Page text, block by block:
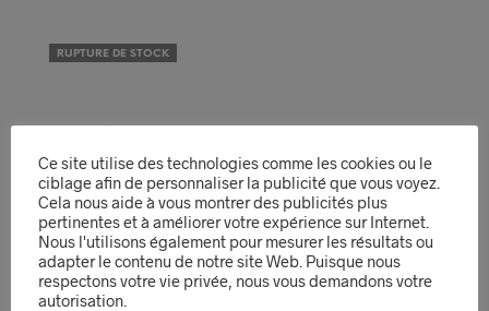
RUPTURE DE STOCK
Ce site utilise des technologies comme les cookies ou le
ciblage afin de personnaliser la publicité que vous voyez.
Cela nous aide à vous montrer des publicités plus
pertinentes et à améliorer votre expérience sur Internet.
Nous l'utilisons également pour mesurer les résultats ou
adapter le contenu de notre site Web. Puisque nous
respectons votre vie privée, nous vous demandons votre
autorisation.